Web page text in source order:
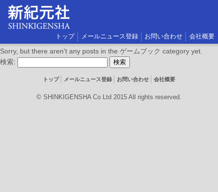
トップ メールニュース登録 お問い合わせ 会社概要
Sorry, but there aren't any posts in the ゲームブック category yet.
検索:
トップ メールニュース登録 お問い合わせ 会社概要
© SHINKIGENSHA Co Ltd 2015 All rights reserved.